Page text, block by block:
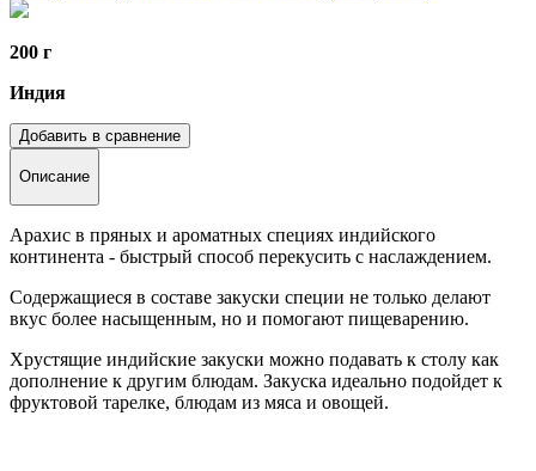
200 г
Индия
Добавить в сравнение
Описание
Арахис в пряных и ароматных специях индийского
континента - быстрый способ перекусить с наслаждением.
Содержащиеся в составе закуски специи не только делают
вкус более насыщенным, но и помогают пищеварению.
Хрустящие индийские закуски можно подавать к столу как
дополнение к другим блюдам. Закуска идеально подойдет к
фруктовой тарелке, блюдам из мяса и овощей.